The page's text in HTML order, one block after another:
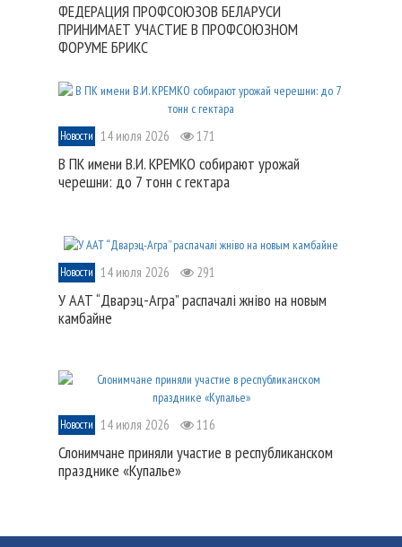
ФЕДЕРАЦИЯ ПРОФСОЮЗОВ БЕЛАРУСИ
ПРИНИМАЕТ УЧАСТИЕ В ПРОФСОЮЗНОМ
ФОРУМЕ БРИКС
Новости 14 июля 2026 171
В ПК имени В.И. КРЕМКО собирают урожай
черешни: до 7 тонн с гектара
Новости 14 июля 2026 291
У ААТ “Дварэц-Агра” распачалі жніво на новым
камбайне
Новости 14 июля 2026 116
Слонимчане приняли участие в республиканском
празднике «Купалье»